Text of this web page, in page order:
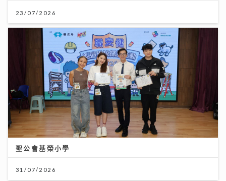
23/07/2026
聖公會基榮小學
31/07/2026